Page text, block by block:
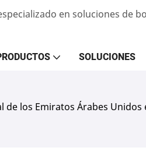
en soluciones de
SOLUCIONES
de los Emiratos Árabes